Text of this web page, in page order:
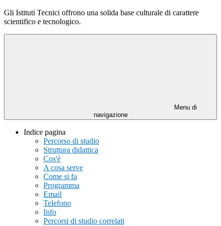
Gli Istituti Tecnici offrono una solida base culturale di carattere
scientifico e tecnologico.
Menu di
navigazione
Indice pagina
Percorso di studio
Struttura didattica
Cos'è
A cosa serve
Come si fa
Programma
Email
Telefono
Info
Percorsi di studio correlati